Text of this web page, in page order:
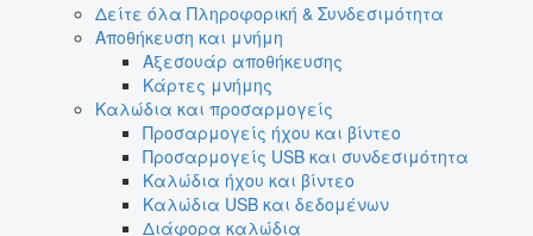
Δείτε όλα Πληροφορική & Συνδεσιμότητα
Αποθήκευση και μνήμη
Αξεσουάρ αποθήκευσης
Κάρτες μνήμης
Καλώδια και προσαρμογείς
Προσαρμογείς ήχου και βίντεο
Προσαρμογείς USB και συνδεσιμότητα
Καλώδια ήχου και βίντεο
Καλώδια USB και δεδομένων
Διάφορα καλώδια